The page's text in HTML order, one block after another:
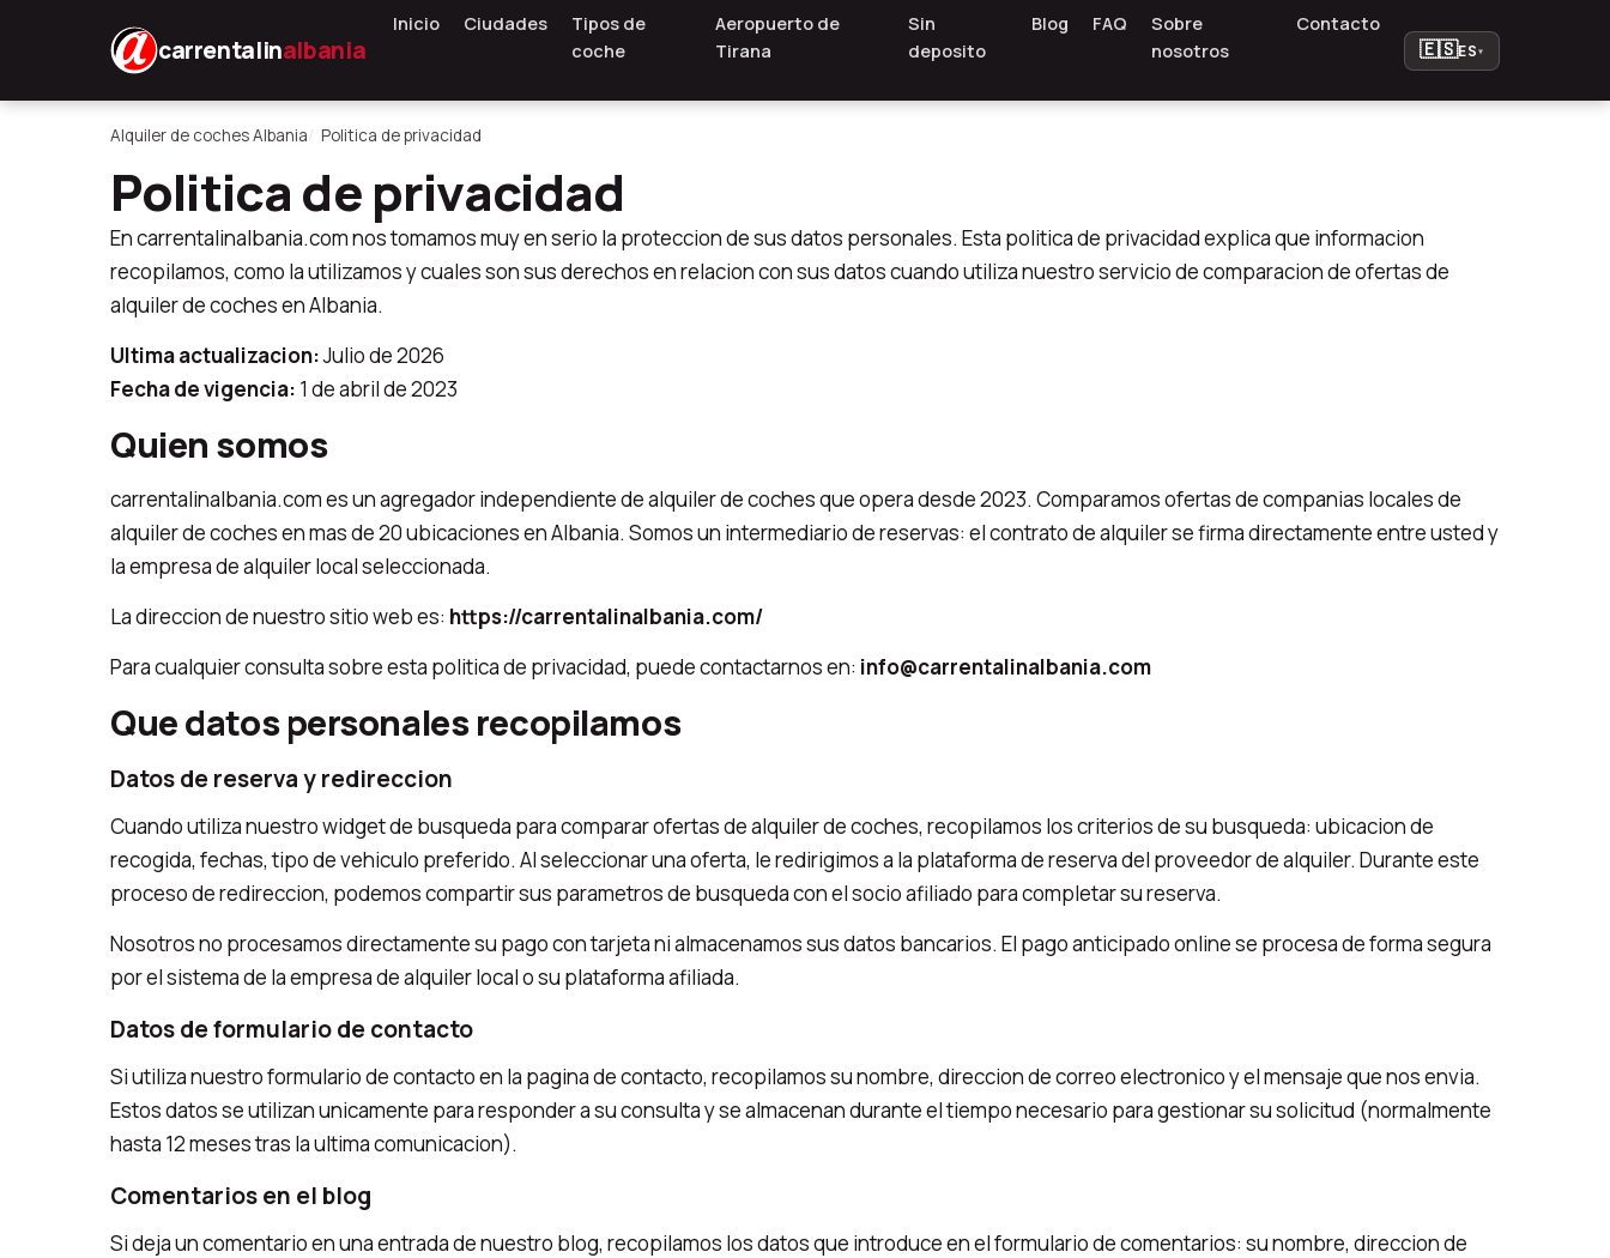
carrentalinalbania
Inicio Ciudades
Tipos de
coche
Aeropuerto de
Tirana
Sin
deposito
Blog FAQ
Sobre
nosotros
Contacto
🇪🇸ES▾
Alquiler de coches Albania Politica de privacidad
Politica de privacidad
En carrentalinalbania.com nos tomamos muy en serio la proteccion de sus datos personales. Esta politica de privacidad explica que informacion
recopilamos, como la utilizamos y cuales son sus derechos en relacion con sus datos cuando utiliza nuestro servicio de comparacion de ofertas de
alquiler de coches en Albania.
Ultima actualizacion:Julio de 2026
Fecha de vigencia: 1 de abril de 2023
Quien somos
carrentalinalbania.com es un agregador independiente de alquiler de coches que opera desde 2023. Comparamos ofertas de companias locales de
alquiler de coches en mas de 20 ubicaciones en Albania. Somos un intermediario de reservas: el contrato de alquiler se firma directamente entre usted y
la empresa de alquiler local seleccionada.
La direccion de nuestro sitio web es: https://carrentalinalbania.com/
Para cualquier consulta sobre esta politica de privacidad, puede contactarnos en: info@carrentalinalbania.com
Que datos personales recopilamos
Datos de reserva y redireccion
Cuando utiliza nuestro widget de busqueda para comparar ofertas de alquiler de coches, recopilamos los criterios de su busqueda: ubicacion de
recogida, fechas, tipo de vehiculo preferido. Al seleccionar una oferta, le redirigimos a la plataforma de reserva del proveedor de alquiler. Durante este
proceso de redireccion, podemos compartir sus parametros de busqueda con el socio afiliado para completar su reserva.
Nosotros no procesamos directamente su pago con tarjeta ni almacenamos sus datos bancarios. El pago anticipado online se procesa de forma segura
por el sistema de la empresa de alquiler local o su plataforma afiliada.
Datos de formulario de contacto
Si utiliza nuestro formulario de contacto en la pagina de contacto, recopilamos su nombre, direccion de correo electronico y el mensaje que nos envia.
Estos datos se utilizan unicamente para responder a su consulta y se almacenan durante el tiempo necesario para gestionar su solicitud (normalmente
hasta 12 meses tras la ultima comunicacion).
Comentarios en el blog
Si deja un comentario en una entrada de nuestro blog, recopilamos los datos que introduce en el formulario de comentarios: su nombre, direccion de